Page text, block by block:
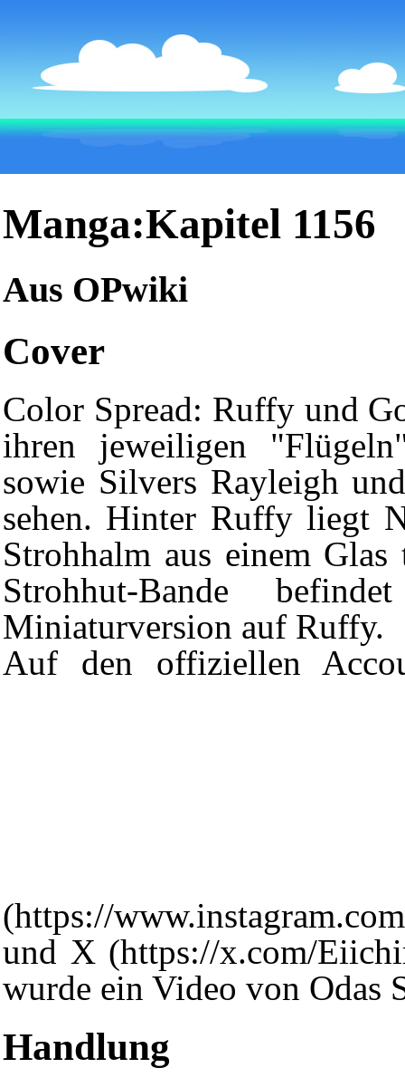
Manga:Kapitel 1156
Aus OPwiki
Cover
Color Spread: Ruffyund
ihren jeweiligen
sowie Silvers Rayleigh
sehen. Hinter Ruffy liegt
Strohhalm aus einem
Strohhut-Bande
Miniaturversion auf Ruffy.
Auf den offiziellen
und X
wurde ein Video von Odas
Handlung